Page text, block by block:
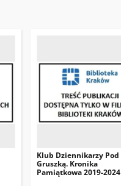
Klub Dziennikarzy Pod
Gruszką. Kronika
Pamiątkowa 2019-2024